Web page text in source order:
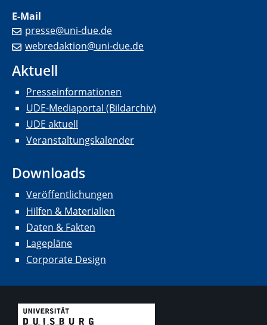
E-Mail
presse@uni-due.de
webredaktion@uni-due.de
Aktuell
Presseinformationen
UDE-Mediaportal (Bildarchiv)
UDE aktuell
Veranstaltungskalender
Downloads
Veröffentlichungen
Hilfen & Materialien
Daten & Fakten
Lagepläne
Corporate Design